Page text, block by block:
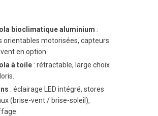
bioclimatique aluminium :
orientables motorisées, capteurs
en option.
à toile : rétractable, large choix
: éclairage LED intégré, stores
(brise-vent / brise-soleil),